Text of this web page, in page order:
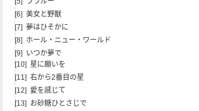
[6] 美女と野獣
[7] 夢はひそかに
[8] ホール・ニュー・ワールド
[9] いつか夢で
[10] 星に願いを
[11] 右から2番目の星
[12] 愛を感じて
[13] お砂糖ひとさじで